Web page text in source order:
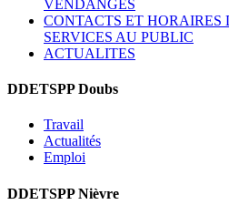
VENDANGES
CONTACTS ET HORAIRES
SERVICES AU PUBLIC
ACTUALITES
DDETSPP Doubs
Travail
Actualités
Emploi
DDETSPP Nièvre